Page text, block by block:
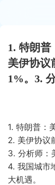
1. 特朗普
美伊协议
1%。3.
1. 特朗普：
2. 美伊协议
3. 分析师：
4. 我国城市
大机遇。